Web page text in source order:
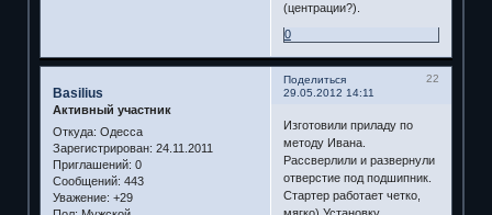
(центрации?).
0
Поделиться
22
29.05.2012 14:11
Basilius
Активный участник
Откуда: Одесса
Зарегистрирован: 24.11.2011
Приглашений: 0
Сообщений: 443
Уважение: +29
Изготовили приладу по
методу Ивана.
Рассверлили и развернули
отверстие под подшипник.
Стартер работает четко,